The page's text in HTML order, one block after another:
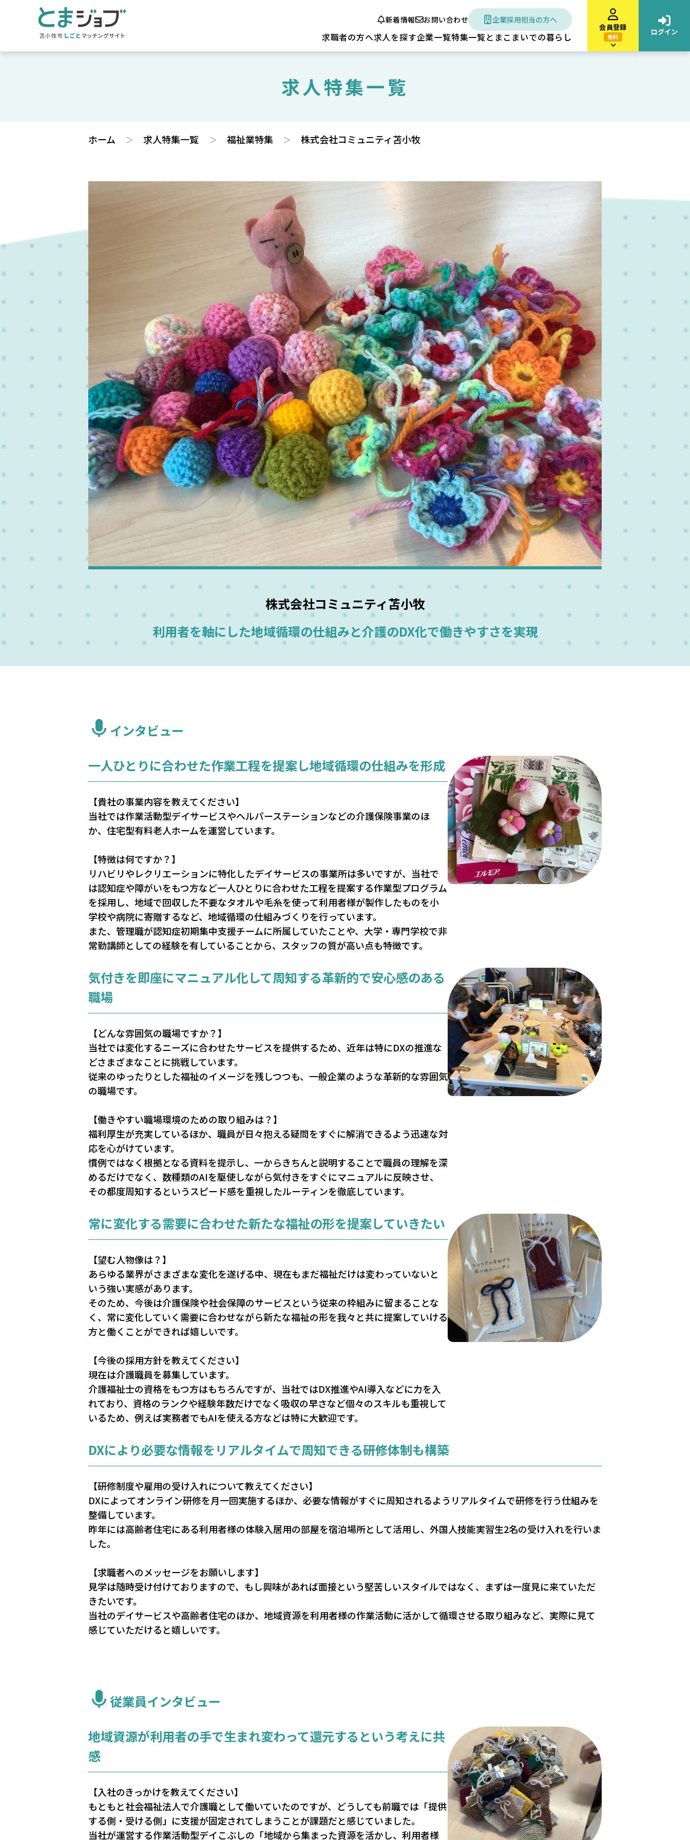
新着情報 お問い合わせ 企業採用担当の方へ
求職者の方へ求人を探す企業一覧特集一覧とまこまいでの暮らし
会員登録
無料
ログイン
求人特集一覧
ホーム 求人特集一覧 福祉業特集 株式会社コミュニティ苫小牧
株式会社コミュニティ苫小牧
利用者を軸にした地域循環の仕組みと介護のDX化で働きやすさを実現
インタビュー
一人ひとりに合わせた作業工程を提案し地域循環の仕組みを形成
【貴社の事業内容を教えてください】
当社では作業活動型デイサービスやヘルパーステーションなどの介護保険事業のほ
か、住宅型有料老人ホームを運営しています。
【特徴は何ですか？】
リハビリやレクリエーションに特化したデイサービスの事業所は多いですが、当社で
は認知症や障がいをもつ方など一人ひとりに合わせた工程を提案する作業型プログラム
を採用し、地域で回収した不要なタオルや毛糸を使って利用者様が製作したものを小
学校や病院に寄贈するなど、地域循環の仕組みづくりを行っています。
また、管理職が認知症初期集中支援チームに所属していたことや、大学・専門学校で非
常勤講師としての経験を有していることから、スタッフの質が高い点も特徴です。
気付きを即座にマニュアル化して周知する革新的で安心感のある
職場
【どんな雰囲気の職場ですか？】
当社では変化するニーズに合わせたサービスを提供するため、近年は特にDXの推進な
どさまざまなことに挑戦しています。
従来のゆったりとした福祉のイメージを残しつつも、一般企業のような革新的な雰囲気
の職場です。
【働きやすい職場環境のための取り組みは？】
福利厚生が充実しているほか、職員が日々抱える疑問をすぐに解消できるよう迅速な対
応を心がけています。
慣例ではなく根拠となる資料を提示し、一からきちんと説明することで職員の理解を深
めるだけでなく、数種類のAIを駆使しながら気付きをすぐにマニュアルに反映させ、
その都度周知するというスピード感を重視したルーティンを徹底しています。
常に変化する需要に合わせた新たな福祉の形を提案していきたい
【望む人物像は？】
あらゆる業界がさまざまな変化を遂げる中、現在もまだ福祉だけは変わっていないと
いう強い実感があります。
そのため、今後は介護保険や社会保障のサービスという従来の枠組みに留まることな
く、常に変化していく需要に合わせながら新たな福祉の形を我々と共に提案していける
方と働くことができれば嬉しいです。
【今後の採用方針を教えてください】
現在は介護職員を募集しています。
介護福祉士の資格をもつ方はもちろんですが、当社ではDX推進やAI導入などに力を入
れており、資格のランクや経験年数だけでなく吸収の早さなど個々のスキルも重視して
いるため、例えば実務者でもAIを使える方などは特に大歓迎です。
DXにより必要な情報をリアルタイムで周知できる研修体制も構築
【研修制度や雇用の受け入れについて教えてください】
DXによってオンライン研修を月一回実施するほか、必要な情報がすぐに周知されるようリアルタイムで研修を行う仕組みを
整備しています。
昨年には高齢者住宅にある利用者様の体験入居用の部屋を宿泊場所として活用し、外国人技能実習生2名の受け入れを行いま
した。
【求職者へのメッセージをお願いします】
見学は随時受け付けておりますので、もし興味があれば面接という堅苦しいスタイルではなく、まずは一度見に来ていただ
きたいです。
当社のデイサービスや高齢者住宅のほか、地域資源を利用者様の作業活動に活かして循環させる取り組みなど、実際に見て
感じていただけると嬉しいです。
従業員インタビュー
地域資源が利用者の手で生まれ変わって還元するという考えに共
感
【入社のきっかけを教えてください】
もともと社会福祉法人で介護職として働いていたのですが、どうしても前職では「提供
する側・受ける側」に支援が固定されてしまうことが課題だと感じていました。
当社が運営する作業活動型デイこぶしの「地域から集まった資源を活かし、利用者様